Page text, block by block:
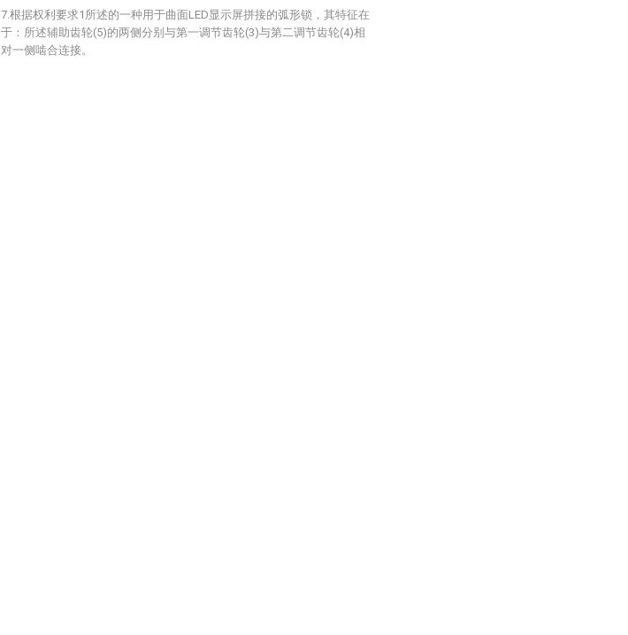
7.根据权利要求1所述的一种用于曲面LED显示屏拼接的弧形锁，其特征在
于：所述辅助齿轮(5)的两侧分别与第一调节齿轮(3)与第二调节齿轮(4)相
对一侧啮合连接。